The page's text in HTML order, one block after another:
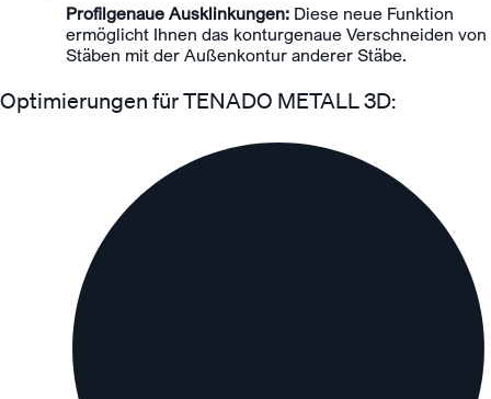
Profilgenaue Ausklinkungen: Diese neue Funktion
ermöglicht Ihnen das konturgenaue Verschneiden von
Stäben mit der Außenkontur anderer Stäbe.
Optimierungen für TENADO METALL 3D: